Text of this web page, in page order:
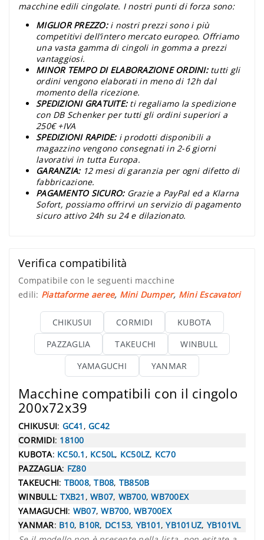
macchine edili cingolate. I nostri punti di forza sono:
MIGLIOR PREZZO: i nostri prezzi sono i più
competitivi dell’intero mercato europeo. Offriamo
una vasta gamma di cingoli in gomma a prezzi
vantaggiosi.
MINOR TEMPO DI ELABORAZIONE ORDINI: tutti gli
ordini vengono elaborati in meno di 12h dal
momento della ricezione.
SPEDIZIONI GRATUITE: ti regaliamo la spedizione
con DB Schenker per tutti gli ordini superiori a
250€ +IVA
SPEDIZIONI RAPIDE: i prodotti disponibili a
magazzino vengono consegnati in 2-6 giorni
lavorativi in tutta Europa.
GARANZIA: 12 mesi di garanzia per ogni difetto di
fabbricazione.
PAGAMENTO SICURO: Grazie a PayPal ed a Klarna
Sofort, possiamo offrirvi un servizio di pagamento
sicuro attivo 24h su 24 e dilazionato.
Verifica compatibilità
Compatibile con le seguenti macchine
edili: Piattaforme aeree, Mini Dumper, Mini Escavatori
CHIKUSUI CORMIDI
KUBOTA
PAZZAGLIA
TAKEUCHI
WINBULL
YAMAGUCHI
YANMAR
Macchine compatibili con il cingolo
200x72x39
CHIKUSUI: GC41 , GC42
CORMIDI: 18100
KUBOTA: KC50.1 , KC50L, KC50LZ, KC70
PAZZAGLIA: FZ80
TAKEUCHI: TB008,TB08, TB850B
WINBULL:TXB21 , WB07, WB700,WB700EX
YAMAGUCHI: WB07,WB700, WB700EX
YANMAR: B10, B10R, DC153, YB101,YB101UZ, YB101VL